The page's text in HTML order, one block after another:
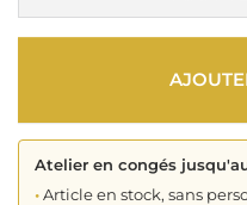
Atelier en congés
•Article en stock, sans